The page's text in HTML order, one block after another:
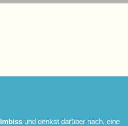
Imbiss und denkst darüber nach, eine